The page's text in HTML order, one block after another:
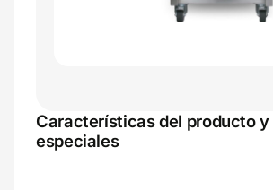
Características del producto
especiales